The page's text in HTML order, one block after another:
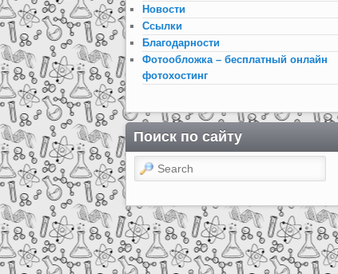
Новости
Ссылки
Благодарности
Фотообложка – бесплатный онлайн
фотохостинг
Поиск по сайту
Search